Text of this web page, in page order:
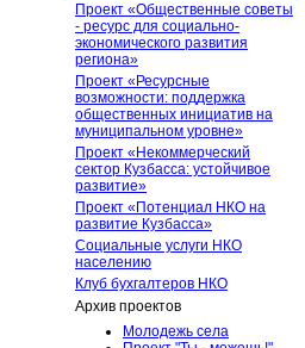
Проект «Общественные советы
- ресурс для социально-
экономического развития
региона»
Проект «Ресурсные
возможности: поддержка
общественных инициатив на
муниципальном уровне»
Проект «Некоммерческий
сектор Кузбасса: устойчивое
развитие»
Проект «Потенциал НКО на
развитие Кузбасса»
Социальные услуги НКО
населению
Клуб бухгалтеров НКО
Архив проектов
Молодежь села